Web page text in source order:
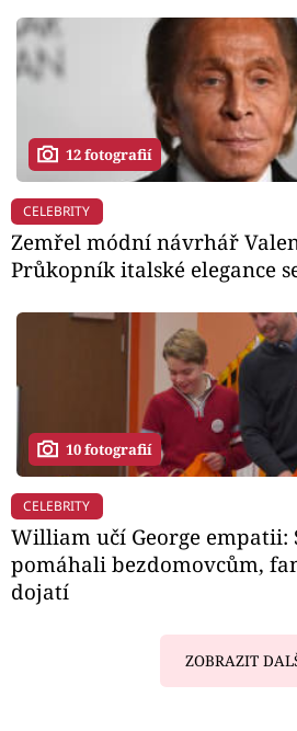
12 fotografií
CELEBRITY
Zemřel módní návrhář
Průkopník italské elegance
10 fotografií
CELEBRITY
William učí George empatii:
pomáhali bezdomovcům,
dojatí
ZOBRAZIT